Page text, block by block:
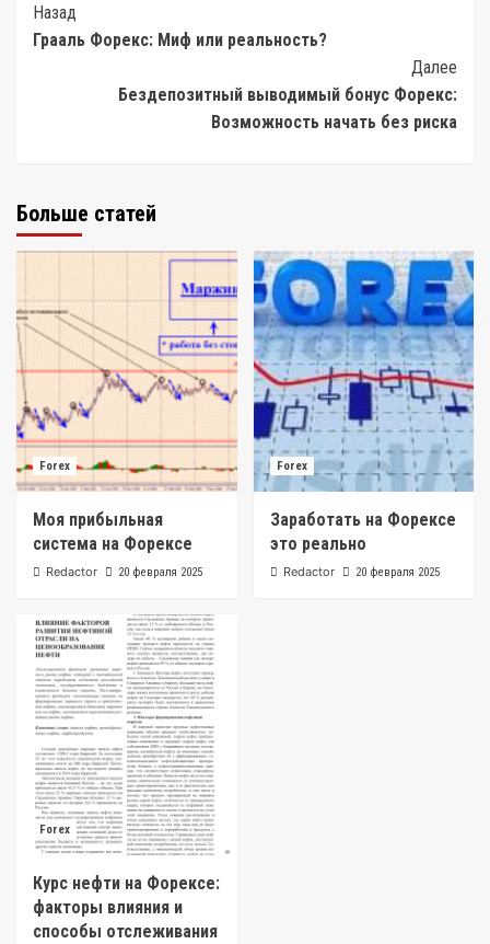
Post
Navigation
Назад
Грааль Форекс: Миф или реальность?
Далее
Бездепозитный выводимый бонус Форекс:
Возможность начать без риска
Больше статей
Forex
Моя прибыльная
система на Форексе
Redactor 20 февраля 2025
Forex
Заработать на Форексе
это реально
Redactor 20 февраля 2025
Forex
Курс нефти на Форексе:
факторы влияния и
способы отслеживания